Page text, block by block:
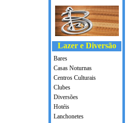
Lazer e Diversão
Bares
Casas Noturnas
Centros Culturais
Clubes
Diversões
Hotéis
Lanchonetes